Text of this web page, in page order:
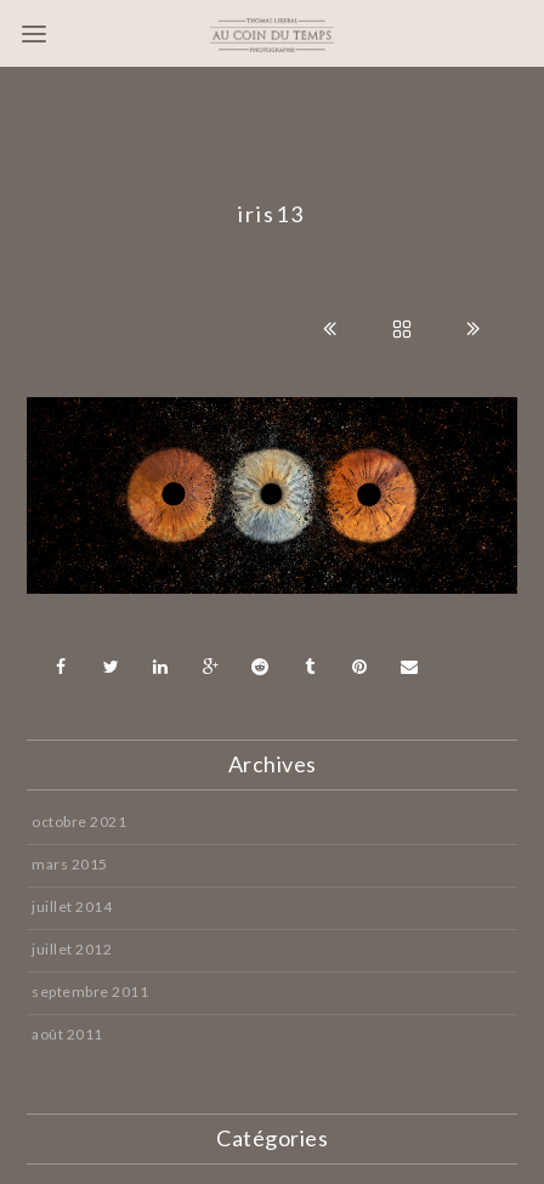
iris13
Archives
octobre 2021
mars 2015
juillet 2014
juillet 2012
septembre 2011
août 2011
Catégories